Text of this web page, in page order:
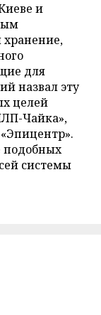
и
для
назвал эту
целей
Чайка»,
подобных
системы